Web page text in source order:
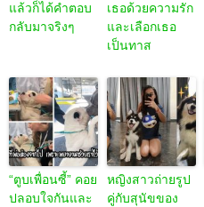
แล้วก็ได้คำตอบ
กลับมาจริงๆ
เธอด้วยความรัก
และเลือกเธอ
เป็นทาส
“ตูบเพื่อนซี้” คอย
ปลอบใจกันและ
หญิงสาวถ่ายรูป
คู่กับสุนัขของ